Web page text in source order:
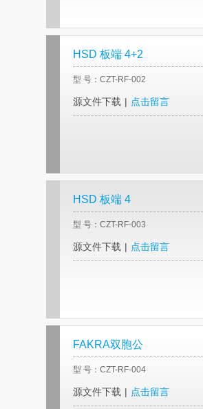
HSD 板端 4+2
型 号：CZT-RF-002
源文件下载 | 点击留言
HSD 板端 4
型 号：CZT-RF-003
源文件下载 | 点击留言
FAKRA双胞公
型 号：CZT-RF-004
源文件下载 | 点击留言